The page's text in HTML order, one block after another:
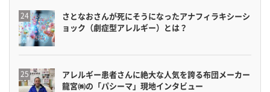
さとなおさんが死にそうになったアナフィラキシーシ
ョック（劇症型アレルギー）とは？
アレルギー患者さんに絶大な人気を誇る布団メーカー
龍宮㈱の「パシーマ」現地インタビュー